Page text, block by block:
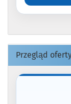
Przegląd